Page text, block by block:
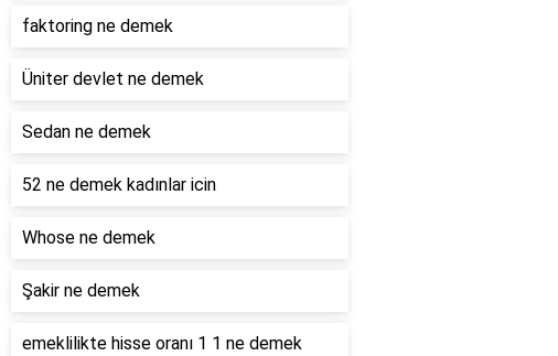
faktoring ne demek
Üniter devlet ne demek
Sedan ne demek
52 ne demek kadınlar icin
Whose ne demek
Şakir ne demek
emeklilikte hisse oranı 1 1 ne demek